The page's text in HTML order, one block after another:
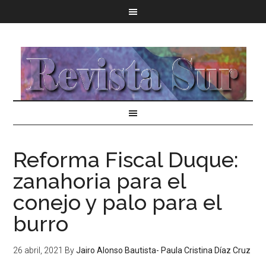
Reforma Fiscal Duque:
zanahoria para el
conejo y palo para el
burro
26 abril, 2021 ByJairo Alonso Bautista- Paula Cristina Díaz Cruz